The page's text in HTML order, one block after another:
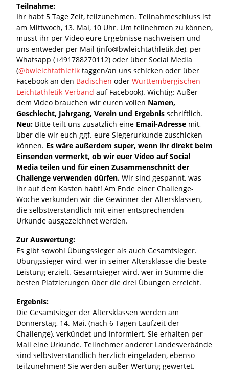
Teilnahme:
Ihr habt 5 Tage Zeit, teilzunehmen. Teilnahmeschluss ist
am Mittwoch, 13. Mai, 10 Uhr. Um teilnehmen zu können,
müsst ihr per Video eure Ergebnisse nachweisen und
uns entweder per Mail (info@bwleichtathletik.de), per
Whatsapp (+491788270112) oder über Social Media
(@bwleichtathletik taggen/an uns schicken oder über
Facebook an den Badischen oder Württembergischen
Leichtathletik-Verband auf Facebook). Wichtig: Außer
dem Video brauchen wir euren vollen Namen,
Geschlecht, Jahrgang, Verein und Ergebnis schriftlich.
Neu: Bitte teilt uns zusätzlich eine Email-Adresse mit,
über die wir euch ggf. eure Siegerurkunde zuschicken
können. Es wäre außerdem super, wenn ihr direkt beim
Einsenden vermerkt, ob wir euer Video auf Social
Media teilen und für einen Zusammenschnitt der
Challenge verwenden dürfen. Wir sind gespannt, was
ihr auf dem Kasten habt! Am Ende einer Challenge-
Woche verkünden wir die Gewinner der Altersklassen,
die selbstverständlich mit einer entsprechenden
Urkunde ausgezeichnet werden.
Zur Auswertung:
Es gibt sowohl Übungssieger als auch Gesamtsieger.
Übungssieger wird, wer in seiner Altersklasse die beste
Leistung erzielt. Gesamtsieger wird, wer in Summe die
besten Platzierungen über die drei Übungen erreicht.
Ergebnis:
Die Gesamtsieger der Altersklassen werden am
Donnerstag, 14. Mai, (nach 6 Tagen Laufzeit der
Challenge), verkündet und informiert. Sie erhalten per
Mail eine Urkunde. Teilnehmer anderer Landesverbände
sind selbstverständlich herzlich eingeladen, ebenso
teilzunehmen! Sie werden außer Wertung gewertet.